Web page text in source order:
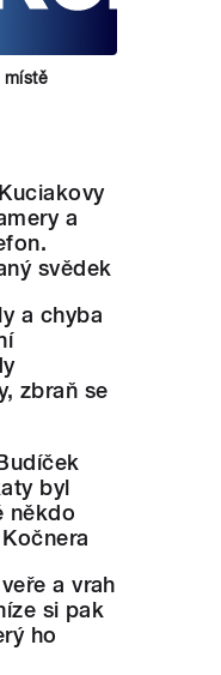
místě
a
svědek
a chyba
zbraň se
byl
někdo
a vrah
si pak
ho